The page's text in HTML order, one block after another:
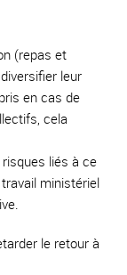
(repas et
leur
en cas de
cela
liés à ce
ministériel
le retour à